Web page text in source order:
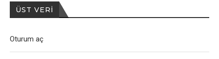
ÜST VERI
Oturum aç